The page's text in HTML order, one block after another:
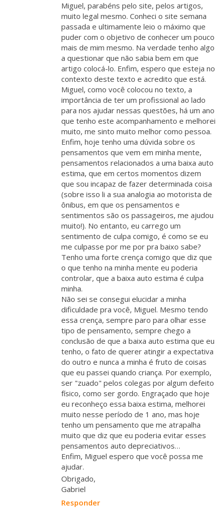
Miguel, parabéns pelo site, pelos artigos,
muito legal mesmo. Conheci o site semana
passada e ultimamente leio o máximo que
puder com o objetivo de conhecer um pouco
mais de mim mesmo. Na verdade tenho algo
a questionar que não sabia bem em que
artigo colocá-lo. Enfim, espero que esteja no
contexto deste texto e acredito que está.
Miguel, como você colocou no texto, a
importância de ter um profissional ao lado
para nos ajudar nessas questões, há um ano
que tenho este acompanhamento e melhorei
muito, me sinto muito melhor como pessoa.
Enfim, hoje tenho uma dúvida sobre os
pensamentos que vem em minha mente,
pensamentos relacionados a uma baixa auto
estima, que em certos momentos dizem
que sou incapaz de fazer determinada coisa
(sobre isso li a sua analogia ao motorista de
ônibus, em que os pensamentos e
sentimentos são os passageiros, me ajudou
muito!). No entanto, eu carrego um
sentimento de culpa comigo, é como se eu
me culpasse por me por pra baixo sabe?
Tenho uma forte crença comigo que diz que
o que tenho na minha mente eu poderia
controlar, que a baixa auto estima é culpa
minha.
Não sei se consegui elucidar a minha
dificuldade pra você, Miguel. Mesmo tendo
essa crença, sempre paro para olhar esse
tipo de pensamento, sempre chego a
conclusão de que a baixa auto estima que eu
tenho, o fato de querer atingir a expectativa
do outro e nunca a minha é fruto de coisas
que eu passei quando criança. Por exemplo,
ser "zuado" pelos colegas por algum defeito
físico, como ser gordo. Engraçado que hoje
eu reconheço essa baixa estima, melhorei
muito nesse período de 1 ano, mas hoje
tenho um pensamento que me atrapalha
muito que diz que eu poderia evitar esses
pensamentos auto depreciativos…
Enfim, Miguel espero que você possa me
ajudar.
Obrigado,
Gabriel
Responder